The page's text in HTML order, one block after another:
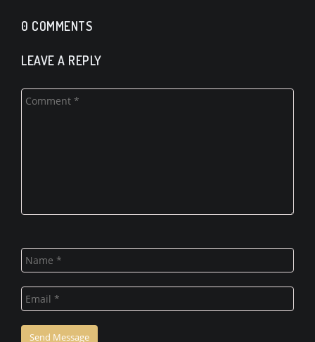
0 COMMENTS
LEAVE A REPLY